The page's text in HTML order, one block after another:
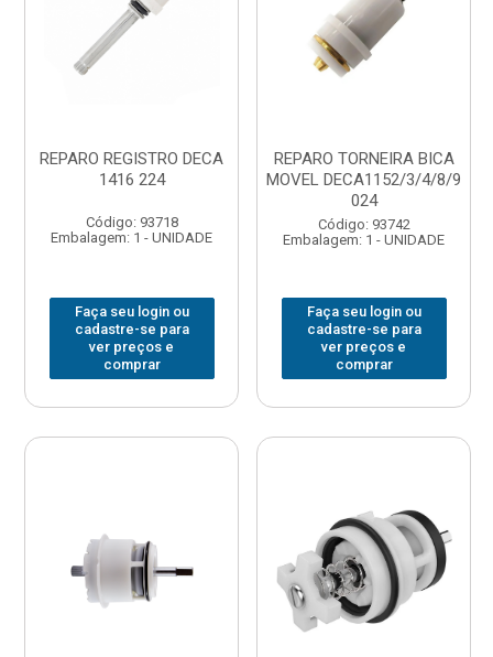
REPARO REGISTRO DECA
1416 224
Código: 93718
Embalagem: 1 - UNIDADE
Faça seu login ou
cadastre-se para
ver preços e
comprar
REPARO TORNEIRA BICA
MOVEL DECA1152/3/4/8/9
024
Código: 93742
Embalagem: 1 - UNIDADE
Faça seu login ou
cadastre-se para
ver preços e
comprar